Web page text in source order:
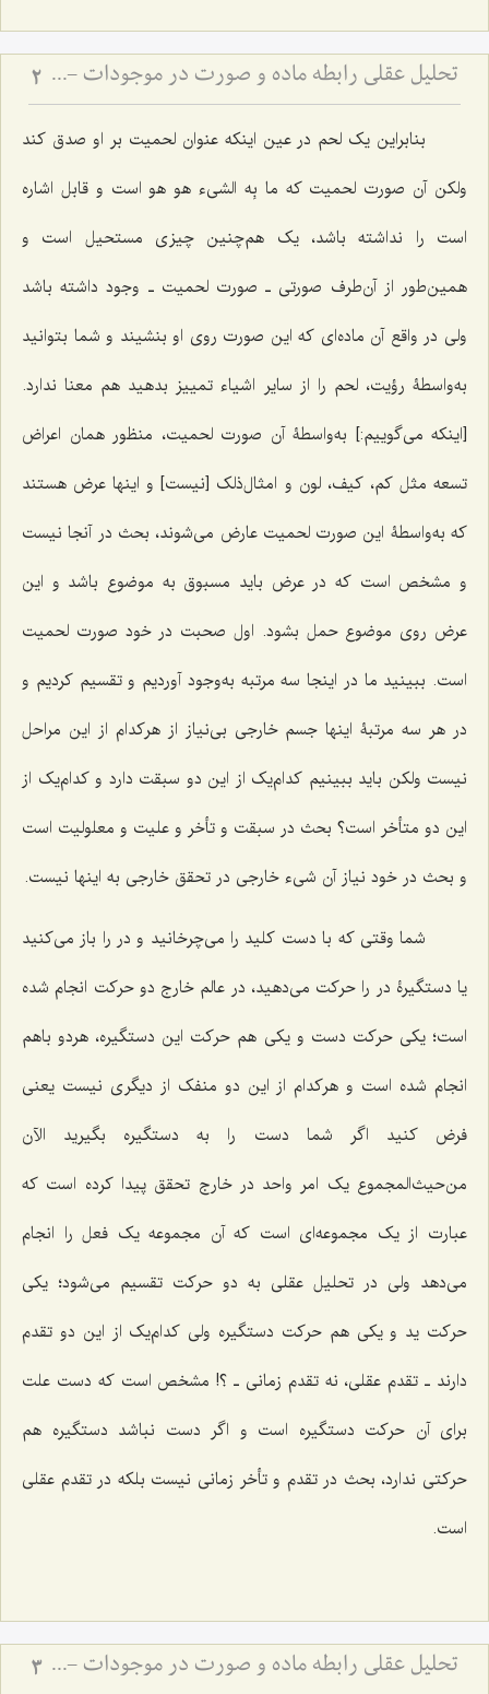
تحلیل عقلی رابطه ماده و صورت در موجودات - بررسی تقدم و تأخر وجودی ماده و صورت در عالم خارج 2
بنابراین یک لحم در عین اینکه عنوان لحمیت بر او صدق کند
ولکن آن صورت لحمیت که ما بِه الشىء هو هو است و قابل اشاره
است را نداشته باشد، یک هم‌چنین چیزی مستحیل است و
همین‌طور از آن‌طرف صورتى ـ صورت لحمیت ـ وجود داشته باشد
ولى در واقع آن ماده‌اى که این صورت روى او بنشیند و شما بتوانید
به‌واسطۀ رؤیت، لحم را از سایر اشیاء تمییز بدهید هم معنا ندارد.
[اینکه می‌گوییم:] به‌واسطۀ آن صورت لحمیت، منظور همان اعراض
تسعه مثل کم، کیف، لون و امثال‌ذلک [نیست] و اینها عرض هستند
که به‌واسطۀ این صورت لحمیت عارض مى‌شوند، بحث در آنجا نیست
و مشخص است که در عرض باید مسبوق به موضوع باشد و این
عرض روى موضوع حمل بشود. اول صحبت در خود صورت لحمیت
است. ببینید ما در اینجا سه مرتبه به‌وجود آوردیم و تقسیم کردیم و
در هر سه مرتبۀ اینها جسم خارجى بی‌نیاز از هرکدام از این مراحل
نیست ولکن باید ببینیم کدام‌یک از این دو سبقت دارد و کدام‌یک از
این دو متأخر است؟ بحث در سبقت و تأخر و علیت و معلولیت است
و بحث در خود نیاز آن شی‌ء خارجى در تحقق خارجى به اینها نیست.
شما وقتى که با دست کلید را مى‌چرخانید و در را باز مى‌کنید
یا دستگیرۀ در را حرکت مى‌دهید، در عالم خارج دو حرکت انجام شده
است؛ یکى حرکت دست و یکى هم حرکت این دستگیره، هردو باهم
انجام شده است و هرکدام از این دو منفک از دیگرى نیست یعنى
فرض کنید اگر شما دست را به دستگیره بگیرید الآن
من‌حیث‌المجموع یک امر واحد در خارج تحقق پیدا کرده است که
عبارت از یک مجموعه‌ای است که آن مجموعه یک فعل را انجام
مى‌دهد ولی در تحلیل عقلى به دو حرکت تقسیم مى‌شود؛ یکى
حرکت ید و یکى هم حرکت دستگیره ولى کدام‌یک از این دو تقدم
دارند ـ تقدم عقلى، نه تقدم زمانی ـ ؟! مشخص است که دست علت
براى آن حرکت دستگیره است و اگر دست نباشد دستگیره هم
حرکتى ندارد، بحث در تقدم و تأخر زمانى نیست بلکه در تقدم عقلى
است.
تحلیل عقلی رابطه ماده و صورت در موجودات - بررسی تقدم و تأخر وجودی ماده و صورت در عالم خارج 3